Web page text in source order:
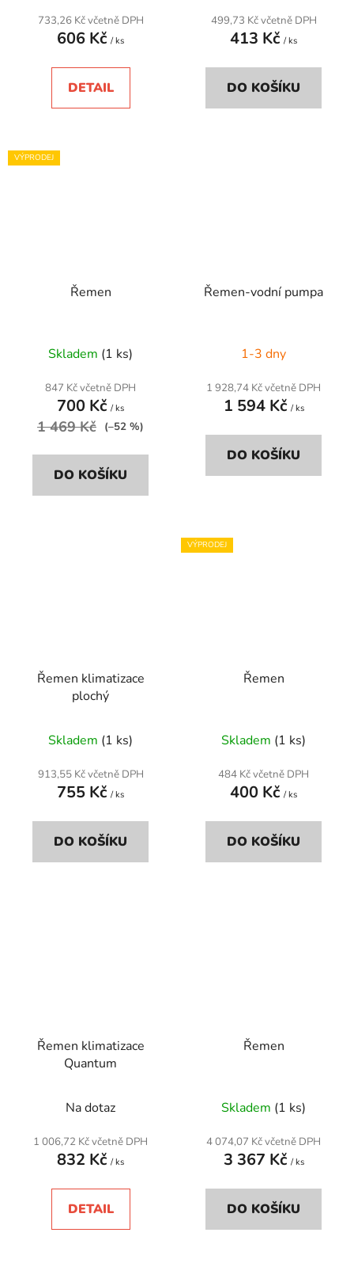
733,26 Kč včetně DPH
606 Kč / ks
DETAIL
499,73 Kč včetně DPH
413 Kč / ks
DO KOŠÍKU
VÝPRODEJ
Řemen
Skladem (1 ks)
847 Kč včetně DPH
700 Kč / ks
1 469 Kč (–52 %)
DO KOŠÍKU
Řemen-vodní pumpa
1-3 dny
1 928,74 Kč včetně DPH
1 594 Kč / ks
DO KOŠÍKU
Řemen klimatizace
plochý
Skladem (1 ks)
913,55 Kč včetně DPH
755 Kč / ks
DO KOŠÍKU
VÝPRODEJ
Řemen
Skladem (1 ks)
484 Kč včetně DPH
400 Kč / ks
DO KOŠÍKU
Řemen klimatizace
Quantum
Na dotaz
1 006,72 Kč včetně DPH
832 Kč / ks
DETAIL
Řemen
Skladem (1 ks)
4 074,07 Kč včetně DPH
3 367 Kč / ks
DO KOŠÍKU